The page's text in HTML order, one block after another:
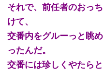
それで、前任者のおっ
けて、
交番内をグルーっと眺
ったんだ。
交番には珍しくやたら